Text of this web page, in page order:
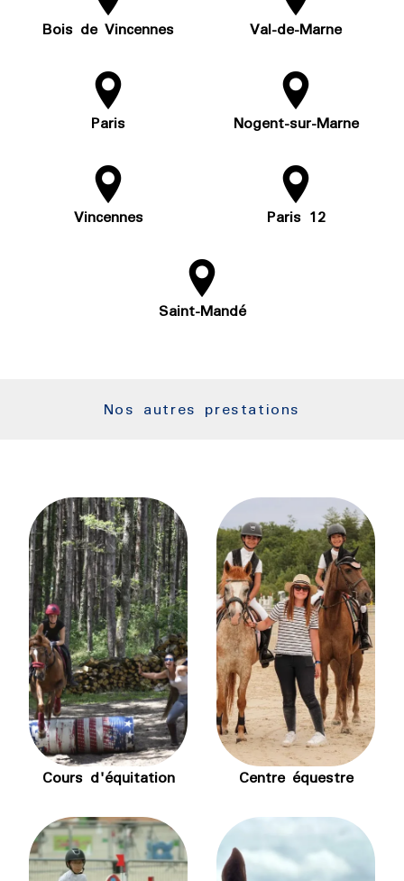
Bois de Vincennes Val-de-Marne
Paris Nogent-sur-Marne
Vincennes Paris 12
Saint-Mandé
Nos autres prestations
Cours d'équitation Centre équestre